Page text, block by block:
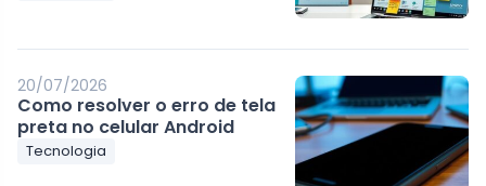
20/07/2026
Como resolver o erro de tela
preta no celular Android
Tecnologia